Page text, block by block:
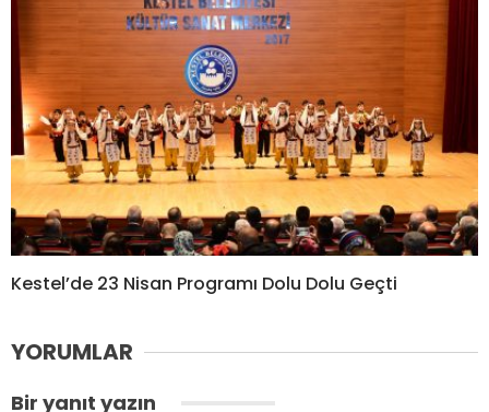
Kestel’de 23 Nisan Programı Dolu Dolu Geçti
YORUMLAR
Bir yanıt yazın